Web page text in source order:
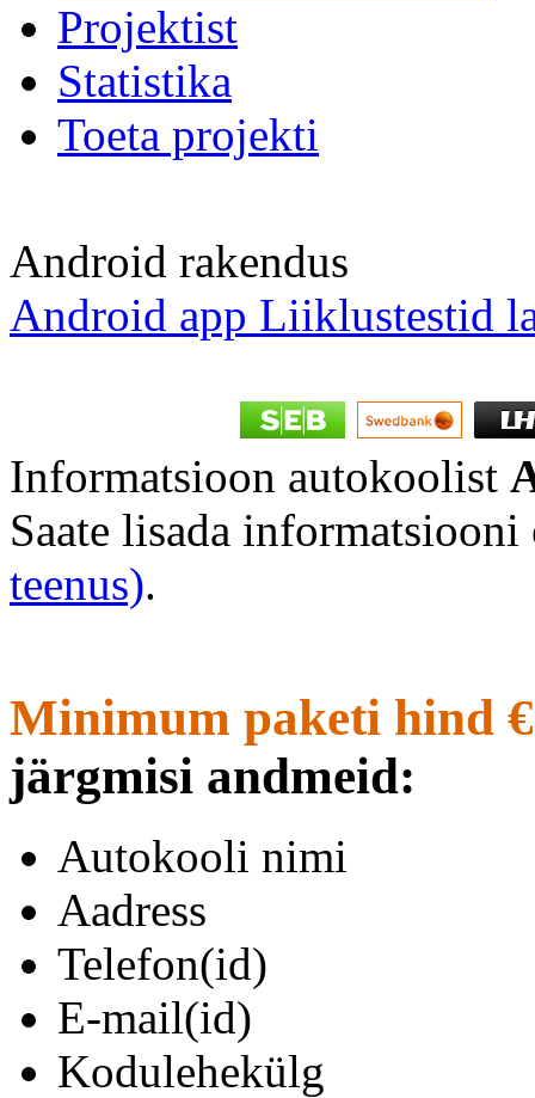
Projektist
Statistika
Toeta projekti
Android rakendus
Android app Liiklustestid
Informatsioon autokoolist
Saate lisada
teenus).
Minimum paketi hind
järgmisi andmeid:
Autokooli nimi
Aadress
Telefon(id)
E-mail(id)
Kodulehekülg